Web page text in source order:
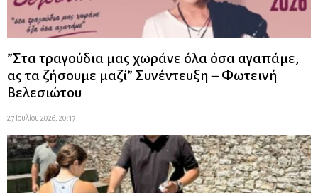
”Στα τραγούδια μας χωράνε όλα όσα αγαπάμε,
ας τα ζήσουμε μαζί” Συνέντευξη – Φωτεινή
Βελεσιώτου
27 Ιουλίου 2026, 20:17